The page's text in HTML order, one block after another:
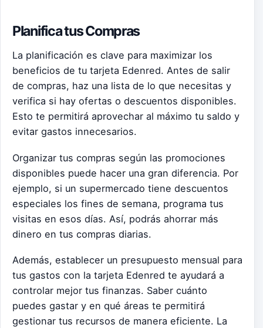
Planifica tus Compras
La planificación es clave para maximizar los
beneficios de tu tarjeta Edenred. Antes de salir
de compras, haz una lista de lo que necesitas y
verifica si hay ofertas o descuentos disponibles.
Esto te permitirá aprovechar al máximo tu saldo y
evitar gastos innecesarios.
Organizar tus compras según las promociones
disponibles puede hacer una gran diferencia. Por
ejemplo, si un supermercado tiene descuentos
especiales los fines de semana, programa tus
visitas en esos días. Así, podrás ahorrar más
dinero en tus compras diarias.
Además, establecer un presupuesto mensual para
tus gastos con la tarjeta Edenred te ayudará a
controlar mejor tus finanzas. Saber cuánto
puedes gastar y en qué áreas te permitirá
gestionar tus recursos de manera eficiente. La